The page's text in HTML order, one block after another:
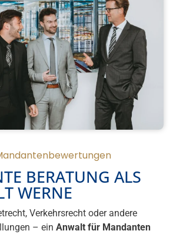
BERATUNG ALS
WERNE
Verkehrsrecht oder andere
– ein Anwalt für Mandanten